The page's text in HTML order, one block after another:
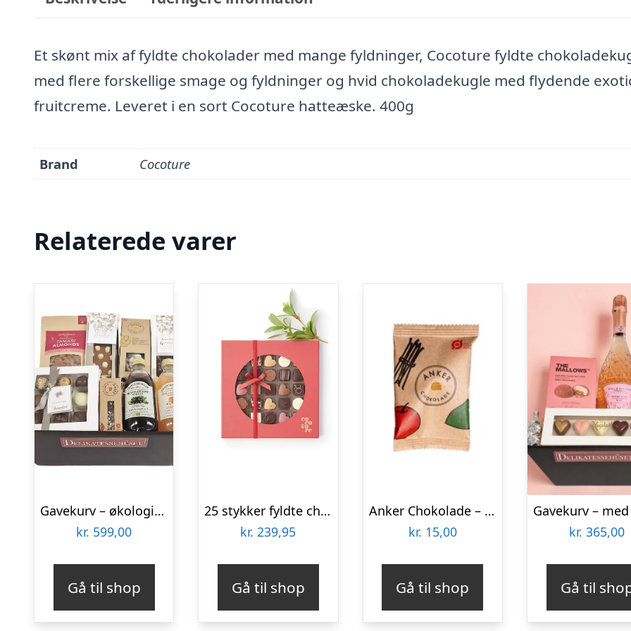
Et skønt mix af fyldte chokolader med mange fyldninger, Cocoture fyldte
med flere forskellige smage og fyldninger og hvid chokoladekugle med flydende
fruitcreme. Leveret i en sort Cocoture hatteæske. 400g
Brand Cocoture
Relaterede varer
Gavekurv – økologisk gave med fyldte chokolader, lemonade og nødder
kr. 599,00
Gå til shop
25 stykker fyldte chokolader i rød Cocoture æske
kr. 239,95
Gå til shop
Anker Chokolade – Flowpack, fyldt chokolade med karamel & æble
kr. 15,00
Gå til shop
kr. 365,00
Gå til